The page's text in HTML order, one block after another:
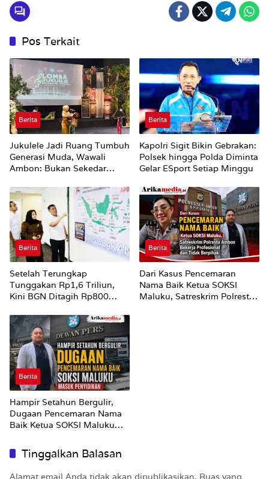
Pos Terkait
Berita
Jukulele Jadi Ruang Tumbuh
Generasi Muda, Wawali
Ambon: Bukan Sekedar
Berita
Kapolri Sigit Bikin Gebrakan:
Polsek hingga Polda Diminta
Gelar ESport Setiap Minggu
Berita
Setelah Terungkap
Tunggakan Rp1,6 Triliun,
Kini BGN Ditagih Rp800
yang Mangkrak
Berita
Dari Kasus Pencemaran
Nama Baik Ketua SOKSI
Maluku, Satreskrim Polresta
Berita
Hampir Setahun Bergulir,
Dugaan Pencemaran Nama
Baik Ketua SOKSI Maluku
Tinggalkan Balasan
Alamat email Anda tidak akan dipublikasikan. Ruas yang